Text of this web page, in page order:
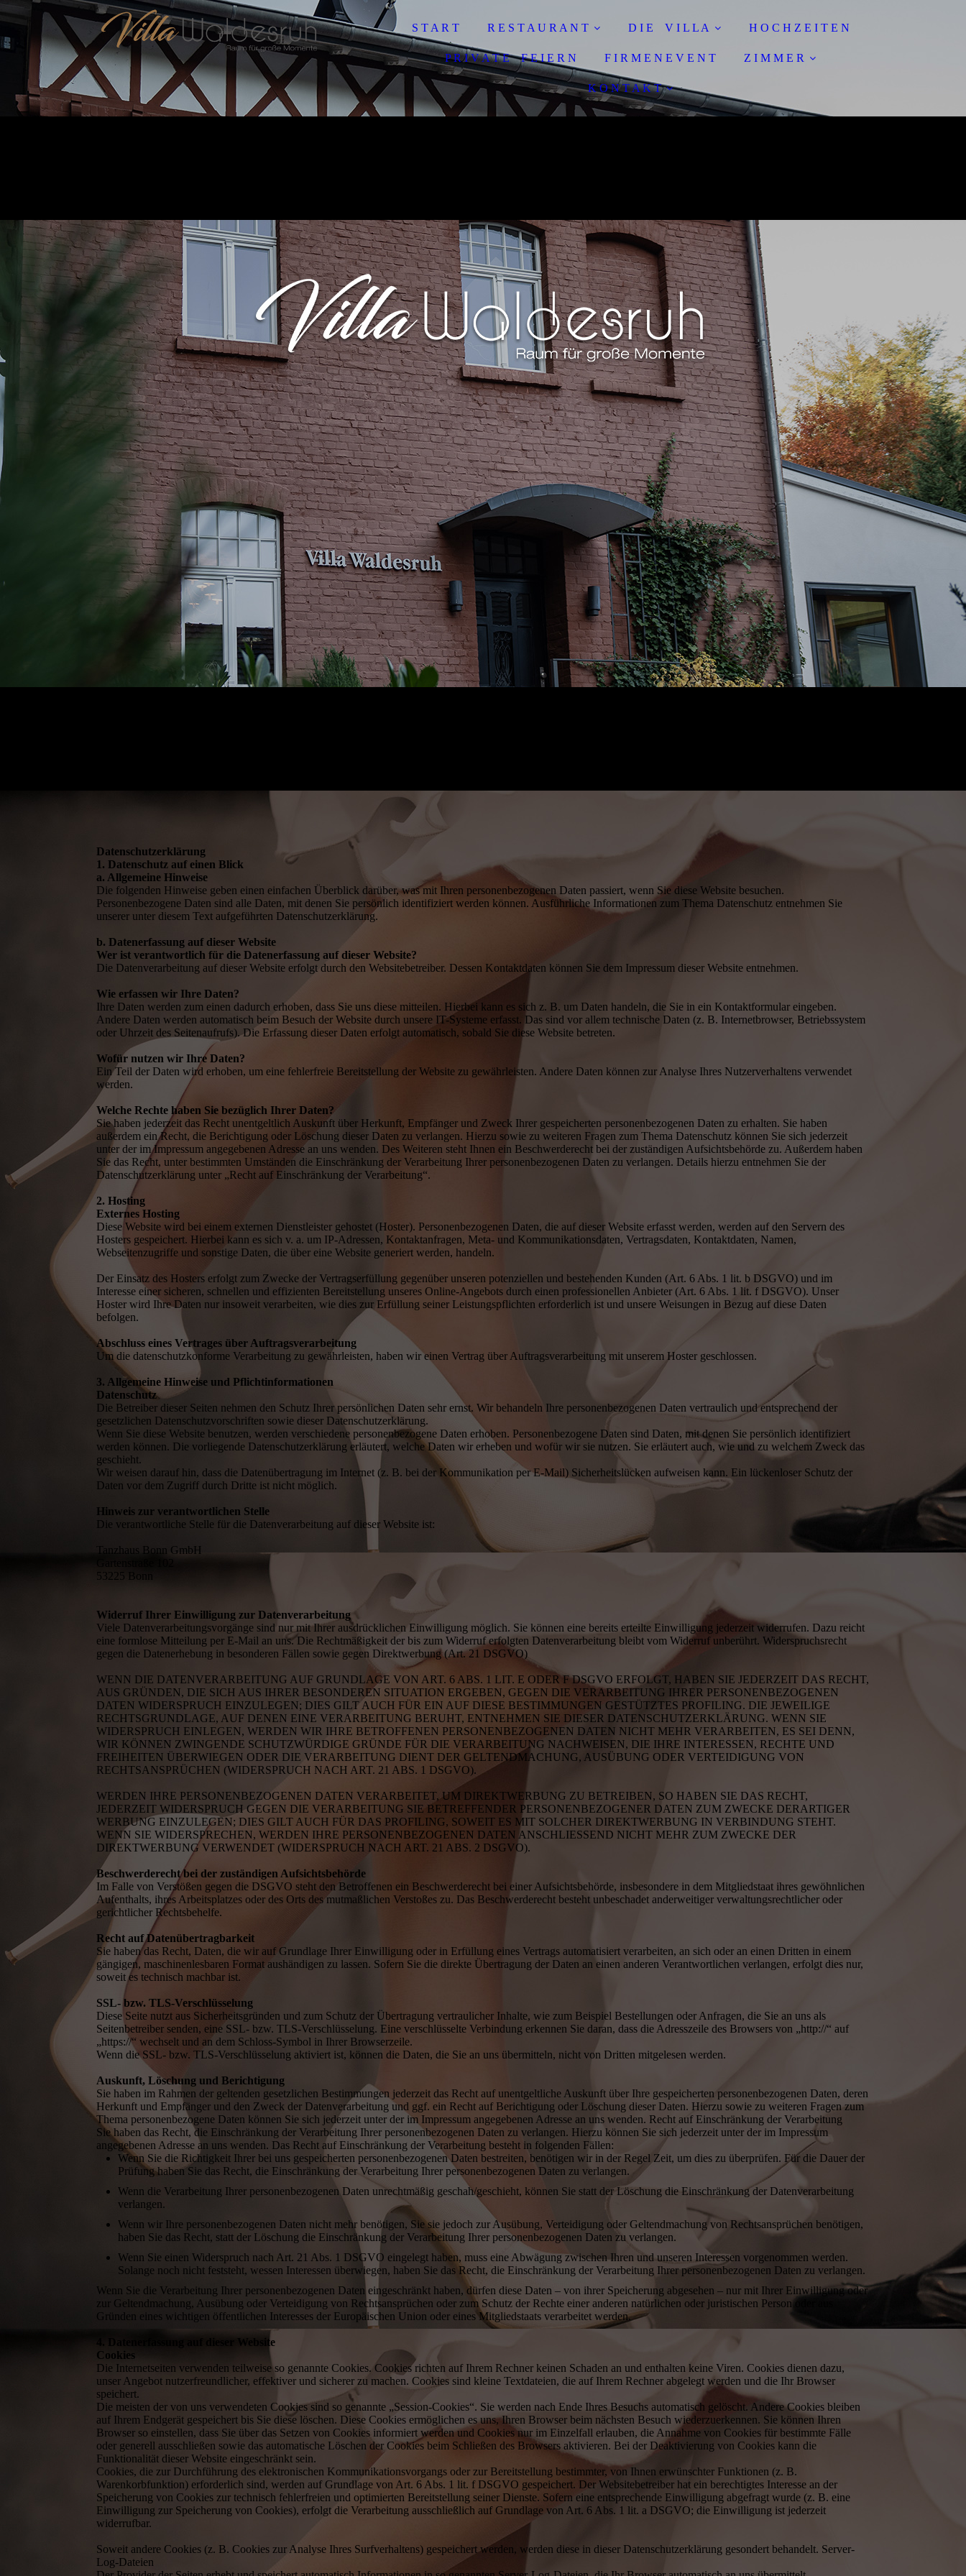
S T A R T R E S T A U R A N T D I E V I L L A H O C H Z E I T E N
P R I V A T E F E I E R N F I R M E N E V E N T Z I M M E R
K O N T A K T
Datenschutzerklärung
1. Datenschutz auf einen Blick
a. Allgemeine Hinweise
Die folgenden Hinweise geben einen einfachen Überblick darüber, was mit Ihren personenbezogenen Daten passiert, wenn Sie diese Website besuchen.
Personenbezogene Daten sind alle Daten, mit denen Sie persönlich identifiziert werden können. Ausführliche Informationen zum Thema Datenschutz entnehmen Sie
unserer unter diesem Text aufgeführten Datenschutzerklärung.
b. Datenerfassung auf dieser Website
Wer ist verantwortlich für die Datenerfassung auf dieser Website?
Die Datenverarbeitung auf dieser Website erfolgt durch den Websitebetreiber. Dessen Kontaktdaten können Sie dem Impressum dieser Website entnehmen.
Wie erfassen wir Ihre Daten?
Ihre Daten werden zum einen dadurch erhoben, dass Sie uns diese mitteilen. Hierbei kann es sich z. B. um Daten handeln, die Sie in ein Kontaktformular eingeben.
Andere Daten werden automatisch beim Besuch der Website durch unsere IT-Systeme erfasst. Das sind vor allem technische Daten (z. B. Internetbrowser, Betriebssystem
oder Uhrzeit des Seitenaufrufs). Die Erfassung dieser Daten erfolgt automatisch, sobald Sie diese Website betreten.
Wofür nutzen wir Ihre Daten?
Ein Teil der Daten wird erhoben, um eine fehlerfreie Bereitstellung der Website zu gewährleisten. Andere Daten können zur Analyse Ihres Nutzerverhaltens verwendet
werden.
Welche Rechte haben Sie bezüglich Ihrer Daten?
Sie haben jederzeit das Recht unentgeltlich Auskunft über Herkunft, Empfänger und Zweck Ihrer gespeicherten personenbezogenen Daten zu erhalten. Sie haben
außerdem ein Recht, die Berichtigung oder Löschung dieser Daten zu verlangen. Hierzu sowie zu weiteren Fragen zum Thema Datenschutz können Sie sich jederzeit
unter der im Impressum angegebenen Adresse an uns wenden. Des Weiteren steht Ihnen ein Beschwerderecht bei der zuständigen Aufsichtsbehörde zu. Außerdem haben
Sie das Recht, unter bestimmten Umständen die Einschränkung der Verarbeitung Ihrer personenbezogenen Daten zu verlangen. Details hierzu entnehmen Sie der
Datenschutzerklärung unter „Recht auf Einschränkung der Verarbeitung“.
2. Hosting
Externes Hosting
Diese Website wird bei einem externen Dienstleister gehostet (Hoster). Personenbezogenen Daten, die auf dieser Website erfasst werden, werden auf den Servern des
Hosters gespeichert. Hierbei kann es sich v. a. um IP-Adressen, Kontaktanfragen, Meta- und Kommunikationsdaten, Vertragsdaten, Kontaktdaten, Namen,
Webseitenzugriffe und sonstige Daten, die über eine Website generiert werden, handeln.
Der Einsatz des Hosters erfolgt zum Zwecke der Vertragserfüllung gegenüber unseren potenziellen und bestehenden Kunden (Art. 6 Abs. 1 lit. b DSGVO) und im
Interesse einer sicheren, schnellen und effizienten Bereitstellung unseres Online-Angebots durch einen professionellen Anbieter (Art. 6 Abs. 1 lit. f DSGVO). Unser
Hoster wird Ihre Daten nur insoweit verarbeiten, wie dies zur Erfüllung seiner Leistungspflichten erforderlich ist und unsere Weisungen in Bezug auf diese Daten
befolgen.
Abschluss eines Vertrages über Auftragsverarbeitung
Um die datenschutzkonforme Verarbeitung zu gewährleisten, haben wir einen Vertrag über Auftragsverarbeitung mit unserem Hoster geschlossen.
3. Allgemeine Hinweise und Pflichtinformationen
Datenschutz
Die Betreiber dieser Seiten nehmen den Schutz Ihrer persönlichen Daten sehr ernst. Wir behandeln Ihre personenbezogenen Daten vertraulich und entsprechend der
gesetzlichen Datenschutzvorschriften sowie dieser Datenschutzerklärung.
Wenn Sie diese Website benutzen, werden verschiedene personenbezogene Daten erhoben. Personenbezogene Daten sind Daten, mit denen Sie persönlich identifiziert
werden können. Die vorliegende Datenschutzerklärung erläutert, welche Daten wir erheben und wofür wir sie nutzen. Sie erläutert auch, wie und zu welchem Zweck das
geschieht.
Wir weisen darauf hin, dass die Datenübertragung im Internet (z. B. bei der Kommunikation per E-Mail) Sicherheitslücken aufweisen kann. Ein lückenloser Schutz der
Daten vor dem Zugriff durch Dritte ist nicht möglich.
Hinweis zur verantwortlichen Stelle
Die verantwortliche Stelle für die Datenverarbeitung auf dieser Website ist:
Tanzhaus Bonn GmbH
53225 Bonn
Widerruf Ihrer Einwilligung zur Datenverarbeitung
Viele Datenverarbeitungsvorgänge sind nur mit Ihrer ausdrücklichen Einwilligung möglich. Sie können eine bereits erteilte Einwilligung jederzeit widerrufen. Dazu reicht
eine formlose Mitteilung per E-Mail an uns. Die Rechtmäßigkeit der bis zum Widerruf erfolgten Datenverarbeitung bleibt vom Widerruf unberührt. Widerspruchsrecht
gegen die Datenerhebung in besonderen Fällen sowie gegen Direktwerbung (Art. 21 DSGVO)
WENN DIE DATENVERARBEITUNG AUF GRUNDLAGE VON ART. 6 ABS. 1 LIT. E ODER F DSGVO ERFOLGT, HABEN SIE JEDERZEIT DAS RECHT,
AUS GRÜNDEN, DIE SICH AUS IHRER BESONDEREN SITUATION ERGEBEN, GEGEN DIE VERARBEITUNG IHRER PERSONENBEZOGENEN
DATEN WIDERSPRUCH EINZULEGEN; DIES GILT AUCH FÜR EIN AUF DIESE BESTIMMUNGEN GESTÜTZTES PROFILING. DIE JEWEILIGE
RECHTSGRUNDLAGE, AUF DENEN EINE VERARBEITUNG BERUHT, ENTNEHMEN SIE DIESER DATENSCHUTZERKLÄRUNG. WENN SIE
WIDERSPRUCH EINLEGEN, WERDEN WIR IHRE BETROFFENEN PERSONENBEZOGENEN DATEN NICHT MEHR VERARBEITEN, ES SEI DENN,
WIR KÖNNEN ZWINGENDE SCHUTZWÜRDIGE GRÜNDE FÜR DIE VERARBEITUNG NACHWEISEN, DIE IHRE INTERESSEN, RECHTE UND
FREIHEITEN ÜBERWIEGEN ODER DIE VERARBEITUNG DIENT DER GELTENDMACHUNG, AUSÜBUNG ODER VERTEIDIGUNG VON
RECHTSANSPRÜCHEN (WIDERSPRUCH NACH ART. 21 ABS. 1 DSGVO).
WERDEN IHRE PERSONENBEZOGENEN DATEN VERARBEITET, UM DIREKTWERBUNG ZU BETREIBEN, SO HABEN SIE DAS RECHT,
JEDERZEIT WIDERSPRUCH GEGEN DIE VERARBEITUNG SIE BETREFFENDER PERSONENBEZOGENER DATEN ZUM ZWECKE DERARTIGER
WERBUNG EINZULEGEN; DIES GILT AUCH FÜR DAS PROFILING, SOWEIT ES MIT SOLCHER DIREKTWERBUNG IN VERBINDUNG STEHT.
WENN SIE WIDERSPRECHEN, WERDEN IHRE PERSONENBEZOGENEN DATEN ANSCHLIESSEND NICHT MEHR ZUM ZWECKE DER
DIREKTWERBUNG VERWENDET (WIDERSPRUCH NACH ART. 21 ABS. 2 DSGVO).
Beschwerderecht bei der zuständigen Aufsichtsbehörde
Im Falle von Verstößen gegen die DSGVO steht den Betroffenen ein Beschwerderecht bei einer Aufsichtsbehörde, insbesondere in dem Mitgliedstaat ihres gewöhnlichen
Aufenthalts, ihres Arbeitsplatzes oder des Orts des mutmaßlichen Verstoßes zu. Das Beschwerderecht besteht unbeschadet anderweitiger verwaltungsrechtlicher oder
gerichtlicher Rechtsbehelfe.
Recht auf Datenübertragbarkeit
Sie haben das Recht, Daten, die wir auf Grundlage Ihrer Einwilligung oder in Erfüllung eines Vertrags automatisiert verarbeiten, an sich oder an einen Dritten in einem
gängigen, maschinenlesbaren Format aushändigen zu lassen. Sofern Sie die direkte Übertragung der Daten an einen anderen Verantwortlichen verlangen, erfolgt dies nur,
soweit es technisch machbar ist.
SSL- bzw. TLS-Verschlüsselung
Diese Seite nutzt aus Sicherheitsgründen und zum Schutz der Übertragung vertraulicher Inhalte, wie zum Beispiel Bestellungen oder Anfragen, die Sie an uns als
Seitenbetreiber senden, eine SSL- bzw. TLS-Verschlüsselung. Eine verschlüsselte Verbindung erkennen Sie daran, dass die Adresszeile des Browsers von „http://“ auf
„https://“ wechselt und an dem Schloss-Symbol in Ihrer Browserzeile.
Wenn die SSL- bzw. TLS-Verschlüsselung aktiviert ist, können die Daten, die Sie an uns übermitteln, nicht von Dritten mitgelesen werden.
Auskunft, Löschung und Berichtigung
Sie haben im Rahmen der geltenden gesetzlichen Bestimmungen jederzeit das Recht auf unentgeltliche Auskunft über Ihre gespeicherten personenbezogenen Daten, deren
Herkunft und Empfänger und den Zweck der Datenverarbeitung und ggf. ein Recht auf Berichtigung oder Löschung dieser Daten. Hierzu sowie zu weiteren Fragen zum
Thema personenbezogene Daten können Sie sich jederzeit unter der im Impressum angegebenen Adresse an uns wenden. Recht auf Einschränkung der Verarbeitung
Sie haben das Recht, die Einschränkung der Verarbeitung Ihrer personenbezogenen Daten zu verlangen. Hierzu können Sie sich jederzeit unter der im Impressum
angegebenen Adresse an uns wenden. Das Recht auf Einschränkung der Verarbeitung besteht in folgenden Fällen:
Wenn Sie die Richtigkeit Ihrer bei uns gespeicherten personenbezogenen Daten bestreiten, benötigen wir in der Regel Zeit, um dies zu überprüfen. Für die Dauer der
Prüfung haben Sie das Recht, die Einschränkung der Verarbeitung Ihrer personenbezogenen Daten zu verlangen.
Wenn die Verarbeitung Ihrer personenbezogenen Daten unrechtmäßig geschah/geschieht, können Sie statt der Löschung die Einschränkung der Datenverarbeitung
verlangen.
Wenn wir Ihre personenbezogenen Daten nicht mehr benötigen, Sie sie jedoch zur Ausübung, Verteidigung oder Geltendmachung von Rechtsansprüchen benötigen,
haben Sie das Recht, statt der Löschung die Einschränkung der Verarbeitung Ihrer personenbezogenen Daten zu verlangen.
Wenn Sie einen Widerspruch nach Art. 21 Abs. 1 DSGVO eingelegt haben, muss eine Abwägung zwischen Ihren und unseren Interessen vorgenommen werden.
Solange noch nicht feststeht, wessen Interessen überwiegen, haben Sie das Recht, die Einschränkung der Verarbeitung Ihrer personenbezogenen Daten zu verlangen.
Wenn Sie die Verarbeitung Ihrer personenbezogenen Daten eingeschränkt haben, dürfen diese Daten – von ihrer Speicherung abgesehen – nur mit Ihrer Einwilligung oder
zur Geltendmachung, Ausübung oder Verteidigung von Rechtsansprüchen oder zum Schutz der Rechte einer anderen natürlichen oder juristischen Person oder aus
Gründen eines wichtigen öffentlichen Interesses der Europäischen Union oder eines Mitgliedstaats verarbeitet werden.
4. Datenerfassung auf dieser Website
Cookies
Die Internetseiten verwenden teilweise so genannte Cookies. Cookies richten auf Ihrem Rechner keinen Schaden an und enthalten keine Viren. Cookies dienen dazu,
unser Angebot nutzerfreundlicher, effektiver und sicherer zu machen. Cookies sind kleine Textdateien, die auf Ihrem Rechner abgelegt werden und die Ihr Browser
speichert.
Die meisten der von uns verwendeten Cookies sind so genannte „Session-Cookies“. Sie werden nach Ende Ihres Besuchs automatisch gelöscht. Andere Cookies bleiben
auf Ihrem Endgerät gespeichert bis Sie diese löschen. Diese Cookies ermöglichen es uns, Ihren Browser beim nächsten Besuch wiederzuerkennen. Sie können Ihren
Browser so einstellen, dass Sie über das Setzen von Cookies informiert werden und Cookies nur im Einzelfall erlauben, die Annahme von Cookies für bestimmte Fälle
oder generell ausschließen sowie das automatische Löschen der Cookies beim Schließen des Browsers aktivieren. Bei der Deaktivierung von Cookies kann die
Funktionalität dieser Website eingeschränkt sein.
Cookies, die zur Durchführung des elektronischen Kommunikationsvorgangs oder zur Bereitstellung bestimmter, von Ihnen erwünschter Funktionen (z. B.
Warenkorbfunktion) erforderlich sind, werden auf Grundlage von Art. 6 Abs. 1 lit. f DSGVO gespeichert. Der Websitebetreiber hat ein berechtigtes Interesse an der
Speicherung von Cookies zur technisch fehlerfreien und optimierten Bereitstellung seiner Dienste. Sofern eine entsprechende Einwilligung abgefragt wurde (z. B. eine
Einwilligung zur Speicherung von Cookies), erfolgt die Verarbeitung ausschließlich auf Grundlage von Art. 6 Abs. 1 lit. a DSGVO; die Einwilligung ist jederzeit
widerrufbar.
Soweit andere Cookies (z. B. Cookies zur Analyse Ihres Surfverhaltens) gespeichert werden, werden diese in dieser Datenschutzerklärung gesondert behandelt. Server-
Log-Dateien